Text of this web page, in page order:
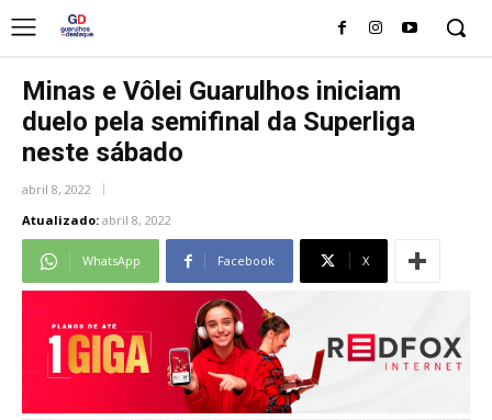
Minas e Vôlei Guarulhos iniciam
duelo pela semifinal da Superliga
neste sábado
abril 8, 2022
Atualizado: abril 8, 2022
WhatsApp Facebook X